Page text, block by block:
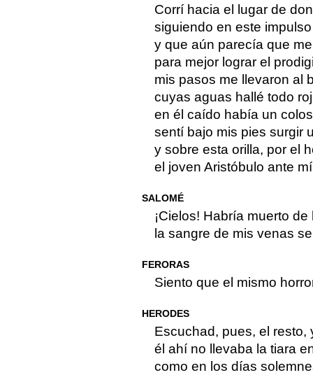
Corrí hacia el lugar de
siguiendo en este
y que aún parecía que
para mejor lograr el
mis pasos me llevaron al
cuyas aguas hallé todo
en él caído había un
sentí bajo mis pies surgir
y sobre esta orilla, por el
el joven Aristóbulo ante
SALOMÉ
¡Cielos! Habría muerto
la sangre de mis venas
FERORAS
Siento que el mismo
HERODES
Escuchad, pues, el resto,
él ahí no llevaba la tiara
como en los días